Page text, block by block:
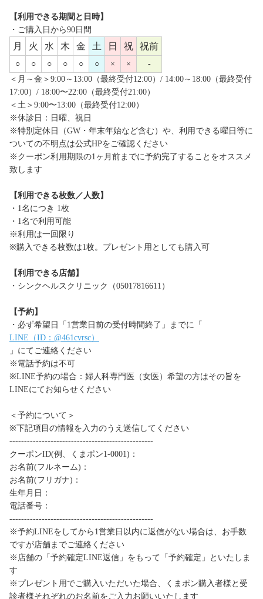
【利用できる期間と日時】
・ご購入日から90日間
月 火 水 木 金 土 日 祝 祝前
○ ○ ○ ○ ○ ○ × ×
-
＜月～金＞9:00～13:00（最終受付12:00）/ 14:00～18:00（最終受付
17:00）/ 18:00〜22:00（最終受付21:00）
＜土＞9:00〜13:00（最終受付12:00）
※休診日：日曜、祝日
※特別定休日（GW・年末年始など含む）や、利用できる曜日等に
ついての不明点は公式HPをご確認ください
※クーポン利用期限の1ヶ月前までに予約完了することをオススメ
致します
【利用できる枚数／人数】
・1名につき 1枚
・1名で利用可能
※利用は一回限り
※購入できる枚数は1枚。プレゼント用としても購入可
【利用できる店舗】
・シンクヘルスクリニック（05017816611）
【予約】
・必ず希望日「1営業日前の受付時間終了」までに「
LINE（ID：@461cvrsc）
」にてご連絡ください
※電話予約は不可
※LINE予約の場合：婦人科専門医（女医）希望の方はその旨を
LINEにてお知らせください
＜予約について＞
※下記項目の情報を入力のうえ送信してください
-------------------------------------------------
クーポンID(例、くまポン1-0001)：
お名前(フルネーム)：
お名前(フリガナ)：
生年月日：
電話番号：
-------------------------------------------------
※予約LINEをしてから1営業日以内に返信がない場合は、お手数
ですが店舗までご連絡ください
※店舗の「予約確定LINE返信」をもって「予約確定」といたしま
す
※プレゼント用でご購入いただいた場合、くまポン購入者様と受
診者様それぞれのお名前をご入力お願いいたします